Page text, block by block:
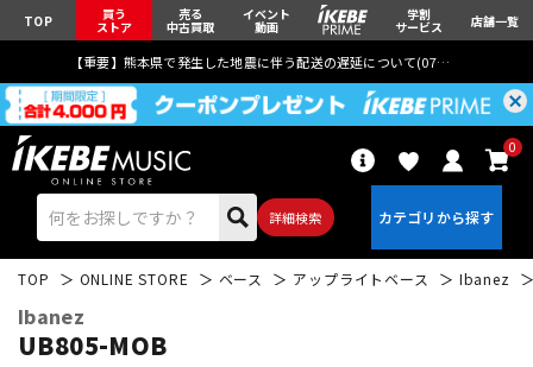
TOP 買う
ストア
売る
中古買取
イベント
動画
学割
サービス 店舗一覧
【重要】熊本県で発生した地震に伴う配送の遅延について(07月29日
詳細検索
0
TOP ONLINE STORE ベース アップライトベース Ibanez
Ibanez
UB805-MOB